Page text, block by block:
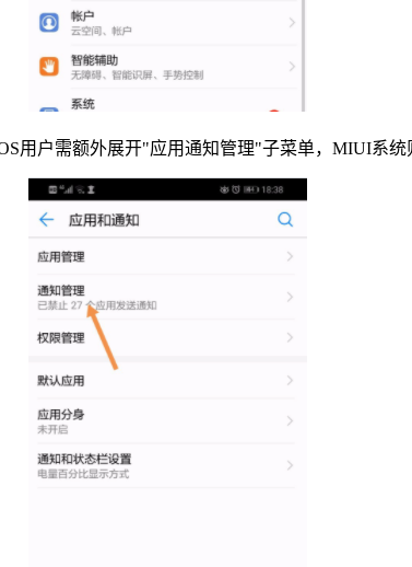
用户需额外展开"应用通知管理"子菜单，MIUI系统